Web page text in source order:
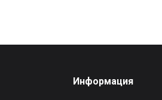
Информация